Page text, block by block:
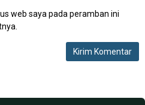
web saya pada peramban ini